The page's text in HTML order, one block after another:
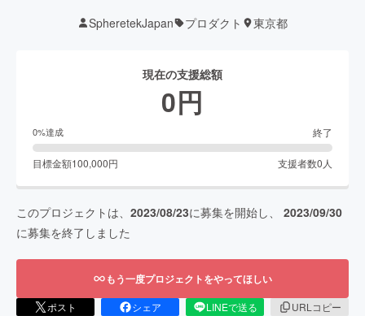
SpheretekJapan プロダクト 東京都
現在の支援総額
0円
0%達成 終了
目標金額100,000円 支援者数0 人
このプロジェクトは、 2023/08/23に募集を開始し、 2023/09/30
に募集を終了しました
もう一度プロジェクトをやってほしい
ポスト シェア LINEで送る
URLコピー